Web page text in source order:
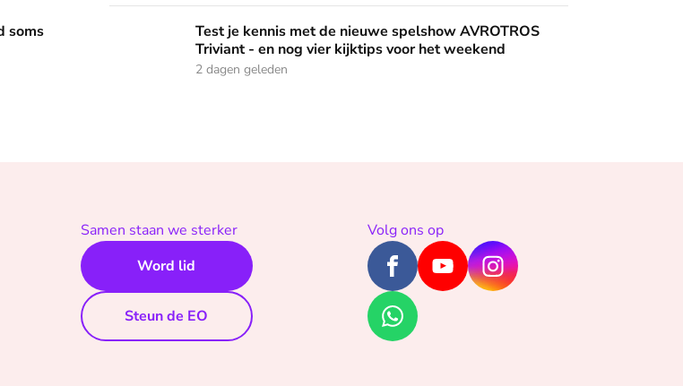
van mezelf’
soms
Test je kennis met de nieuwe spelshow AVROTROS Triviant - en nog vier kijktips voor
Test je kennis met de nieuwe spelshow AVROTROS
Triviant - en nog vier kijktips voor het weekend
2 dagen geleden
Samen staan we sterker
Word lid
Steun de EO
Volg ons op